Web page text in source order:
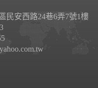
民安西路24巷6弄7號1樓